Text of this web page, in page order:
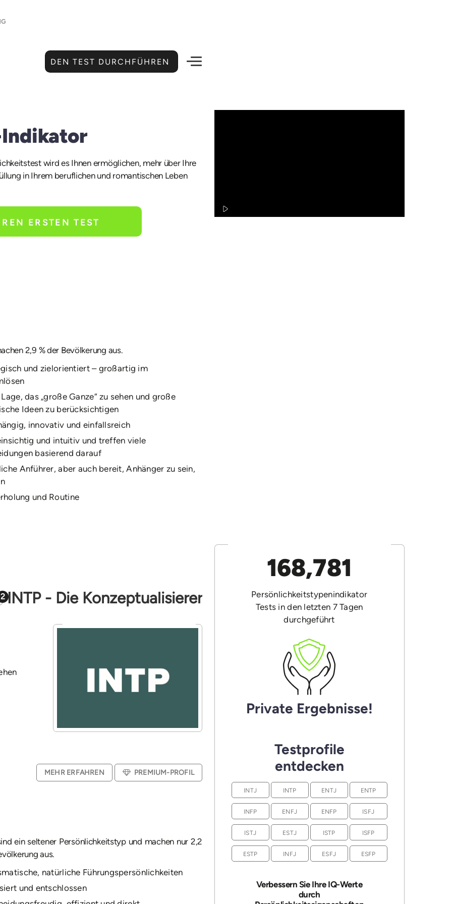
DEN TEST DURCHFÜHREN
wird es Ihnen ermöglichen, mehr über Ihre
in Ihrem beruflichen und romantischen Leben
ERSTEN TEST
2,9 % der Bevölkerung aus.
und zielorientiert – großartig im
das „große Ganze“ zu sehen und große
Ideen zu berücksichtigen
innovativ und einfallsreich
und intuitiv und treffen viele
basierend darauf
Anführer, aber auch bereit, Anhänger zu sein,
und Routine
2 INTP - Die Konzeptualisierer
MEHR ERFAHREN PREMIUM-PROFIL
ein seltener Persönlichkeitstyp und machen nur 2,2
aus.
natürliche Führungspersönlichkeiten
und entschlossen
168,781
Persönlichkeitstypenindikator
Tests in den letzten 7 Tagen
durchgeführt
Private Ergebnisse!
Testprofile
entdecken
INTJ INTP ENTJ ENTP
INFP ENFJ ENFP ISFJ
ISTJ ESTJ ISTP ISFP
ESTP INFJ ESFJ ESFP
Verbessern Sie Ihre IQ-Werte
durch